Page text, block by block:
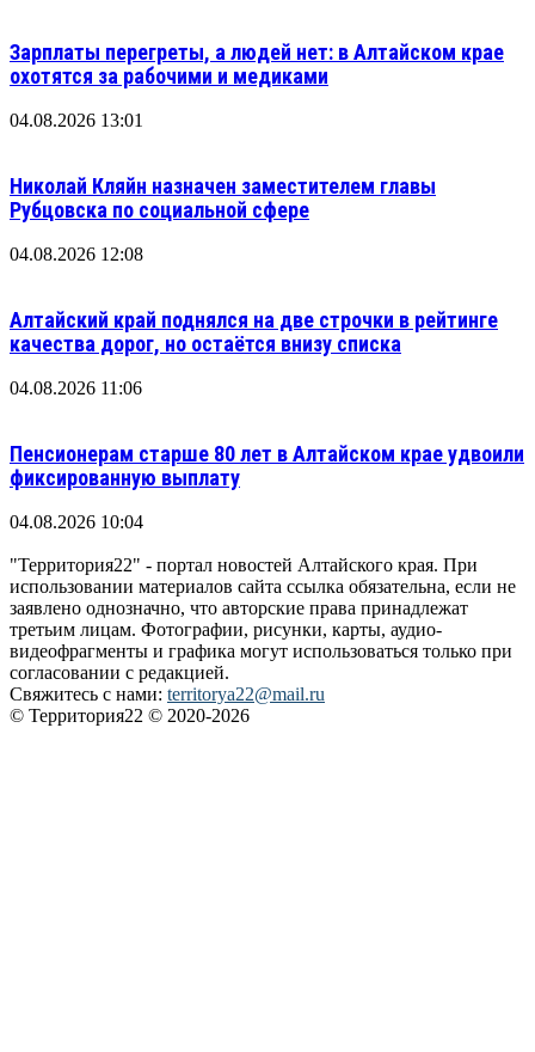
Зарплаты перегреты, а людей нет: в Алтайском крае
охотятся за рабочими и медиками
04.08.2026 13:01
Николай Кляйн назначен заместителем главы
Рубцовска по социальной сфере
04.08.2026 12:08
Алтайский край поднялся на две строчки в рейтинге
качества дорог, но остаётся внизу списка
04.08.2026 11:06
Пенсионерам старше 80 лет в Алтайском крае удвоили
фиксированную выплату
04.08.2026 10:04
"Территория22" - портал новостей Алтайского края. При
использовании материалов сайта ссылка обязательна, если не
заявлено однозначно, что авторские права принадлежат
третьим лицам. Фотографии, рисунки, карты, аудио-
видеофрагменты и графика могут использоваться только при
согласовании с редакцией.
Свяжитесь с нами: territorya22@mail.ru
© Территория22 © 2020-2026